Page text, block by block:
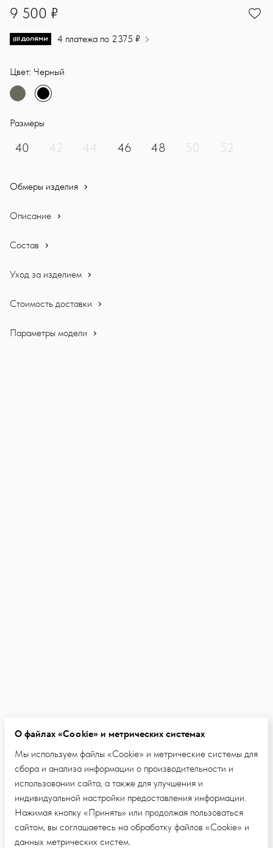
9500
9 500 ₽
4 платежа по 2375 ₽
Цвет: Черный
Размеры
40 42 44 46 48 50 52
Обмеры изделия
Описание
Состав
Уход за изделием
Стоимость доставки
Параметры модели
О файлах «Cookie» и метрических системах
Мы используем файлы «Cookie» и метрические системы для
сбора и анализа информации о производительности и
использовании сайта, а также для улучшения и
индивидуальной настройки предоставления информации.
Нажимая кнопку «Принять» или продолжая пользоваться
сайтом, вы соглашаетесь на обработку файлов «Cookie» и
данных метрических систем.